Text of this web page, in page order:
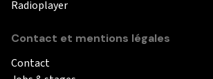
Radioplayer
Contact et mentions légales
Contact